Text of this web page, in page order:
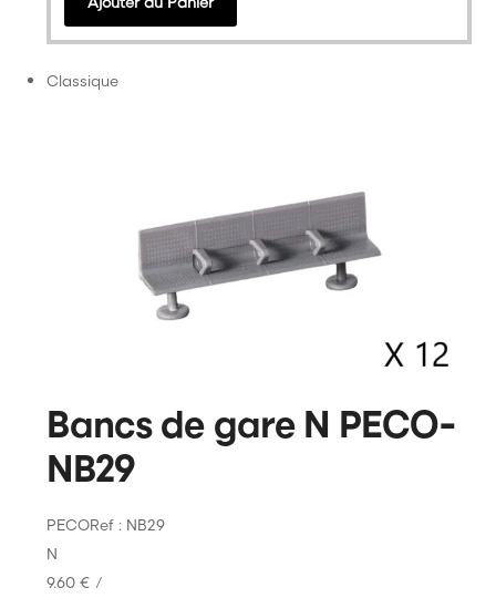
Classique
Bancs de gare N PECO-
NB29
PECORef : NB29
N
9.60 € /